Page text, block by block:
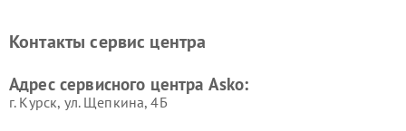
Ремонт подогревателей
Ремонт промышленных
Asko
Контакты сервис центра
Адрес сервисного центра Asko:
г. Курск, ул. Щепкина, 4Б